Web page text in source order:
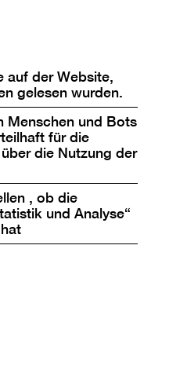
auf der Website,
gelesen wurden.
Menschen und Bots
für die
die Nutzung der
, ob die
und Analyse“